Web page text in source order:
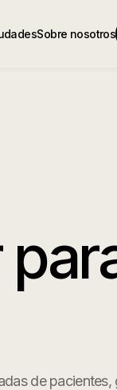
Sobre nosotros
de